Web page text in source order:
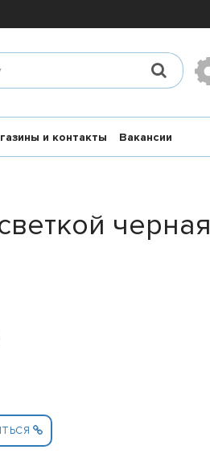
и контакты Вакансии
черная